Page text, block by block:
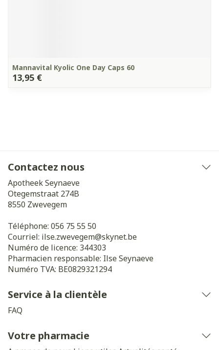
Mannavital Kyolic One Day Caps 60
13,95 €
Contactez nous
Apotheek Seynaeve
Otegemstraat 274B
8550 Zwevegem
Téléphone: 056 75 55 50
Courriel: ilse.zwevegem@skynet.be
Numéro de licence: 344303
Pharmacien responsable: Ilse Seynaeve
Numéro TVA: BE0829321294
Service à la clientèle
FAQ
Votre pharmacie